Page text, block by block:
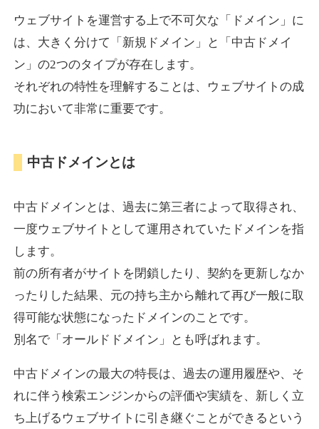
torigirl-movie.com
ジャンルその他
DA38 外部リンク数 383 ドメイン年齢10年
10,800円 入札 0件
詳細を見る
vrnvroomn.com
ジャンル通販
DA
10,800円 入札 0件
ジャンルエンターテイメント
37
ウェブサイトを運営する上で不可欠な「ドメイン」に
は、大きく分けて「新規ドメイン」と「中古ドメイ
ン」の2つのタイプが存在します。
それぞれの特性を理解することは、ウェブサイトの成
功において非常に重要です。
中古ドメインとは
中古ドメインとは、過去に第三者によって取得され、
一度ウェブサイトとして運用されていたドメインを指
します。
前の所有者がサイトを閉鎖したり、契約を更新しなか
ったりした結果、元の持ち主から離れて再び一般に取
得可能な状態になったドメインのことです。
別名で「オールドドメイン」とも呼ばれます。
中古ドメインの最大の特長は、過去の運用履歴や、そ
れに伴う検索エンジンからの評価や実績を、新しく立
ち上げるウェブサイトに引き継ぐことができるという